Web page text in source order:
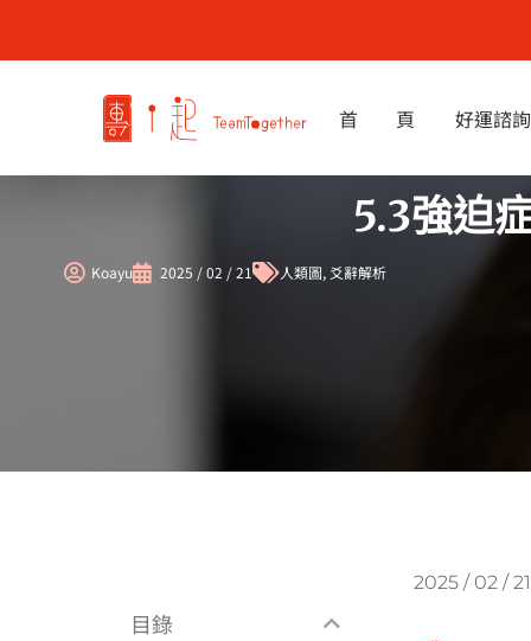
容
首 頁 好運諮詢
5.3強迫
Koayu 2025 / 02 / 21 人類圖, 爻辭解析
目錄
2025 / 02 / 21